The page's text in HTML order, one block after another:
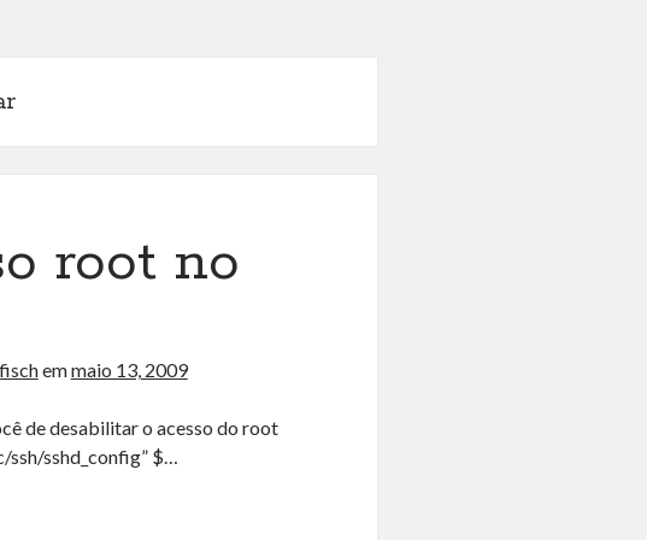
root no
emmaio 13, 2009
de desabilitar o acesso do root
ssh/sshd_config” $…